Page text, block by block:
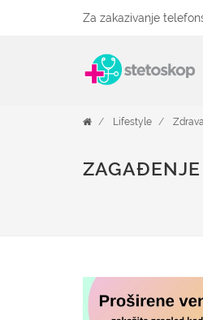
Za zakazivanje
Lifestyle
ZAGAĐENJE